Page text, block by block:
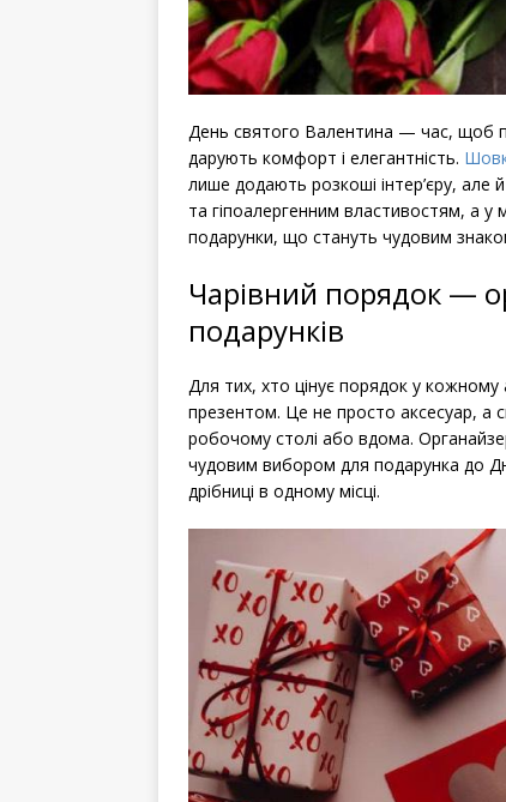
День святого Валентина — час, щоб
дарують комфорт і елегантність.
лише додають розкоші інтер’єру, але
та гіпоалергенним властивостям, а у
подарунки, що стануть чудовим
Чарівний порядок —
подарунків
Для тих, хто цінує порядок у кожному
презентом. Це не просто аксесуар, а
робочому столі або вдома.
чудовим вибором для подарунка до
дрібниці в одному місці.